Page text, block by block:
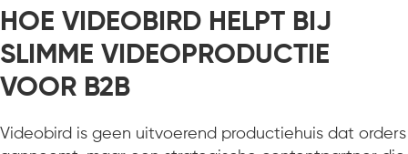
HOE VIDEOBIRD HELPT BIJ
SLIMME VIDEOPRODUCTIE
VOOR B2B
Videobird is geen uitvoerend productiehuis dat orders